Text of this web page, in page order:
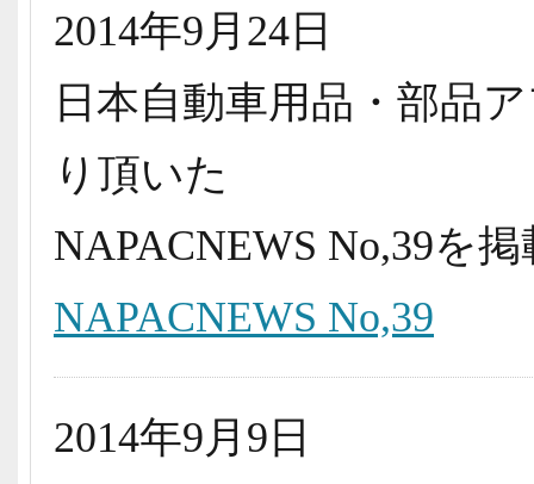
2014年9月24日
日本自動車用品・部品
り頂いた
NAPACNEWS No,39を
NAPACNEWS No,39
2014年9月9日